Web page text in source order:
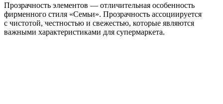
Прозрачность элементов — отличительная особенность
фирменного стиля «Семьи». Прозрачность ассоциируется
с чистотой, честностью и свежестью, которые являются
важными характеристиками для супермаркета.